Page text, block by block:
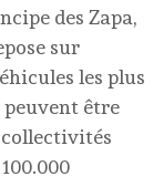
des Zapa,
sur
les plus
peuvent être